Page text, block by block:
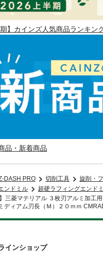
期】カインズ人気商品ランキン
品・新着商品
DASH PRO 切削工具
旋削・
ンドミル
超硬ラフィングエンド
】三菱マテリアル ３枚刃アルミ加工
ディアム刃長（Ｍ）２０ｍｍ
インショップ